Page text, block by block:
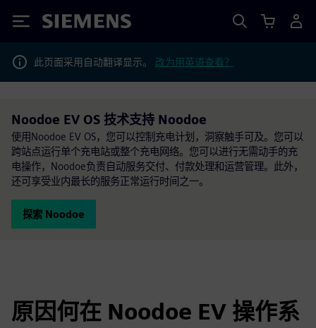
Siemens
此页面采用自动翻译显示。 改为用英语查看？
Noodoe EV OS 技术支持 Noodoe
使用Noodoe EV OS，您可以控制充电计划，洞察触手可及。您可以
跨站点运行单个充电站或整个充电网络。您可以进行无需动手的充
电操作，Noodoe负责自动服务交付、付款处理和运营管理。此外，
还可享受业内最长的服务正常运行时间之一。
探索 Noodoe
原因何在 Noodoe EV 操作系